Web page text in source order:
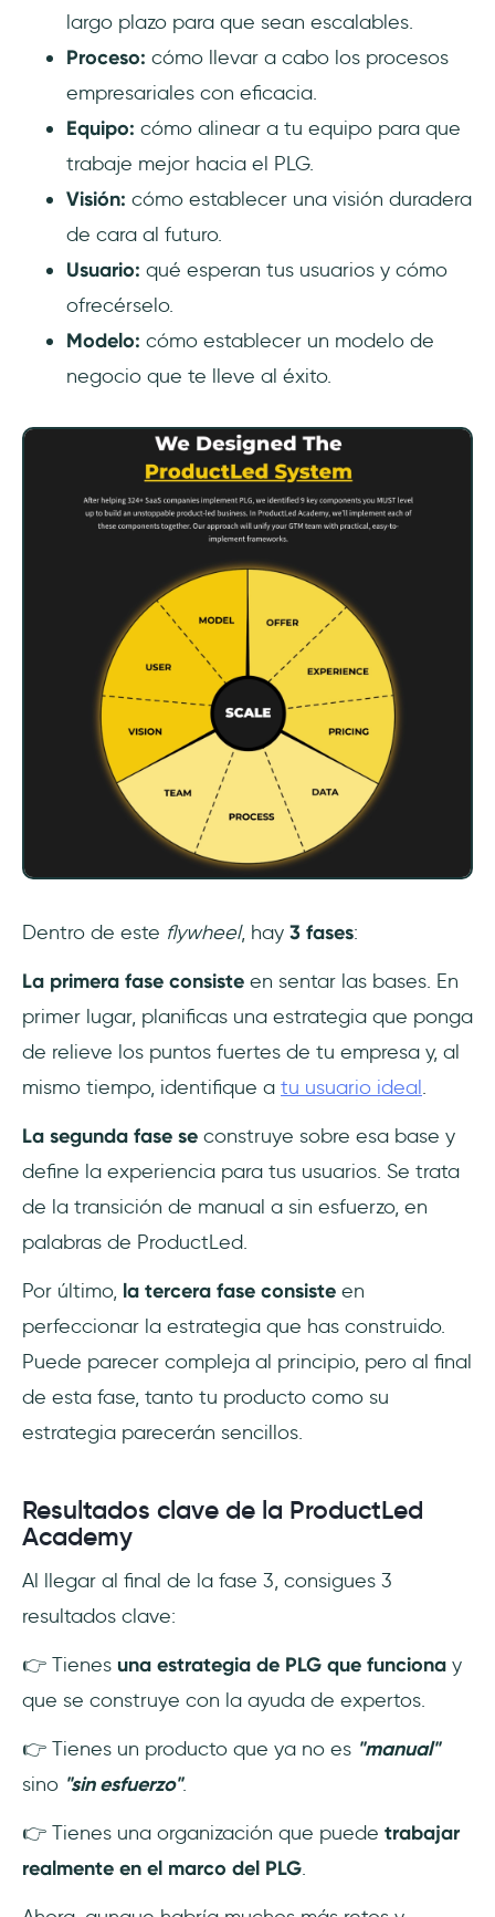
largo plazo para que sean escalables.
Proceso: cómo llevar a cabo los procesos
empresariales con eficacia.
Equipo: cómo alinear a tu equipo para que
trabaje mejor hacia el PLG.
Visión: cómo establecer una visión duradera
de cara al futuro.
Usuario: qué esperan tus usuarios y cómo
ofrecérselo.
Modelo: cómo establecer un modelo de
negocio que te lleve al éxito.
‎Dentro de este flywheel, hay 3 fases:
La primera fase consiste en sentar las bases. En
primer lugar, planificas una estrategia que ponga
de relieve los puntos fuertes de tu empresa y, al
mismo tiempo, identifique a tu usuario ideal.
La segunda fase se construye sobre esa base y
define la experiencia para tus usuarios. Se trata
de la transición de manual a sin esfuerzo, en
palabras de ProductLed.
Por último, la tercera fase consiste en
perfeccionar la estrategia que has construido.
Puede parecer compleja al principio, pero al final
de esta fase, tanto tu producto como su
estrategia parecerán sencillos.
Resultados clave de la ProductLed
Academy
Al llegar al final de la fase 3, consigues 3
resultados clave:
👉 Tienes una estrategia de PLG que funciona y
que se construye con la ayuda de expertos.
👉 Tienes un producto que ya no es "manual"
sino "sin esfuerzo".
👉 Tienes una organización que puede trabajar
realmente en el marco del PLG.